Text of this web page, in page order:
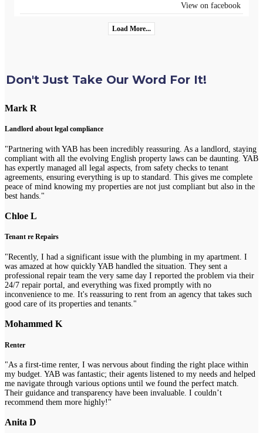
View on facebook
Load More...
Don't Just Take Our Word For It!
Mark R
Landlord about legal compliance
"Partnering with YAB has been incredibly reassuring. As a landlord, staying
compliant with all the evolving English property laws can be daunting. YAB
has expertly managed all legal aspects, from safety checks to tenant
agreements, ensuring everything is up to standard. This gives me complete
peace of mind knowing my properties are not just compliant but also in the
best hands."
Chloe L
Tenant re Repairs
"Recently, I had a significant issue with the plumbing in my apartment. I
was amazed at how quickly YAB handled the situation. They sent a
professional repair team the very same day I reported the problem via their
24/7 repair portal, and everything was fixed promptly with no
inconvenience to me. It's reassuring to rent from an agency that takes such
good care of its properties and tenants."
Mohammed K
Renter
"As a first-time renter, I was nervous about finding the right place within
my budget. YAB was fantastic; their agents listened to my needs and helped
me navigate through various options until we found the perfect match.
Their guidance and transparency have been invaluable. I couldn’t
recommend them more highly!"
Anita D